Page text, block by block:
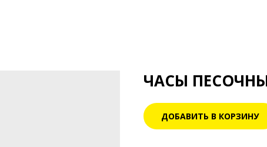
ЧАСЫ
ДОБАВИТЬ В КОРЗИНУ